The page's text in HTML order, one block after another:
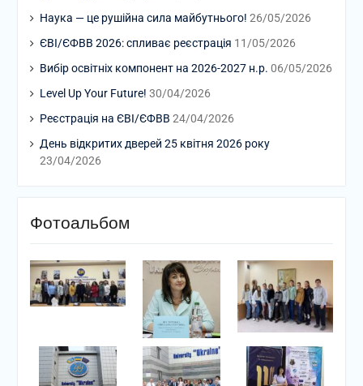
Наука — це рушійна сила майбутнього! 26/05/2026
ЄВІ/ЄФВВ 2026: спливає реєстрація 11/05/2026
Вибір освітніх компонент на 2026-2027 н.р. 06/05/2026
Level Up Your Future! 30/04/2026
Реєстрація на ЄВІ/ЄФВВ 24/04/2026
День відкритих дверей 25 квітня 2026 року
23/04/2026
Фотоальбом